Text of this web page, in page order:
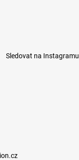
Sledovat na Instagramu